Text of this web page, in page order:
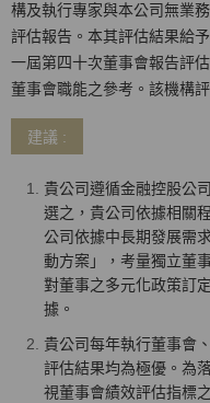
構及執行專家與本公司無業
評估報告。本其評估結果給
一屆第四十次董事會報告評
董事會職能之參考。該機構
建議 :
貴公司遵循金融控股公
選之，貴公司依據相關
公司依據中長期發展需
動方案」，考量獨立董
對董事之多元化政策訂
據。
貴公司每年執行董事會
評估結果均為極優。為
視董事會績效評估指標